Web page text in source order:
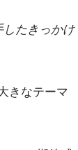
たきっかけ
きなテーマ